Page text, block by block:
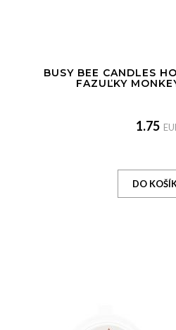
BUSY BEE CANDLES
FAZUĽKY
1.75